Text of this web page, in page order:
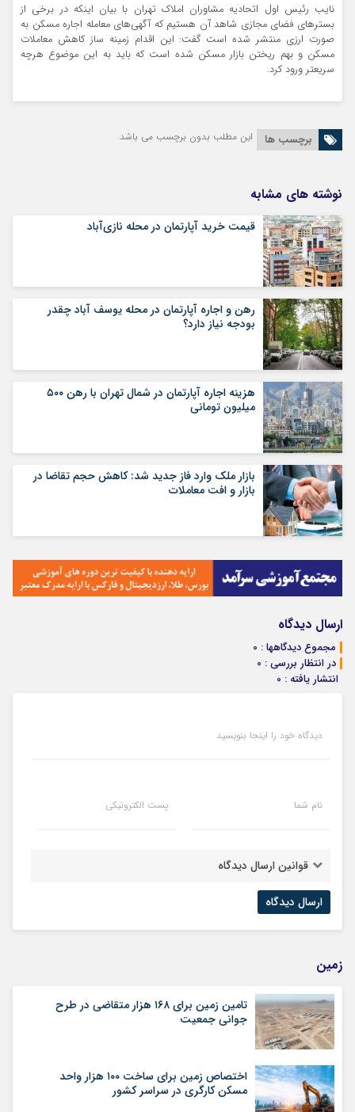
نایب رئیس اول اتحادیه مشاوران املاک تهران با بیان اینکه در برخی از
بسترهای فضای مجازی شاهد آن هستیم که آگهی‌های معامله‌ اجاره مسکن به
صورت ارزی منتشر شده است گفت: این اقدام زمینه ساز کاهش معاملات
مسکن و بهم ریختن بازار مسکن شده است که باید به این موضوع هرچه
سریعتر ورود کرد.
برچسب ها این مطلب بدون برچسب می باشد.
نوشته های مشابه
قیمت خرید آپارتمان در محله نازی‌آباد
رهن و اجاره آپارتمان در محله یوسف آباد چقدر
بودجه نیاز دارد؟
هزینه اجاره آپارتمان در شمال تهران با رهن ۵۰۰
میلیون تومانی
بازار ملک وارد فاز جدید شد: کاهش حجم تقاضا در
بازار و افت معاملات
ارسال دیدگاه
مجموع دیدگاهها : 0
در انتظار بررسی : 0
انتشار یافته : 0
دیدگاه خود را اینجا بنویسید
نام شما پست الکترونیکی
قوانین ارسال دیدگاه
زمین
تامین زمین برای ۱۶۸ هزار متقاضی در طرح
جوانی جمعیت
اختصاص زمین برای ساخت ۱۰۰ هزار واحد
مسکن کارگری در سراسر کشور